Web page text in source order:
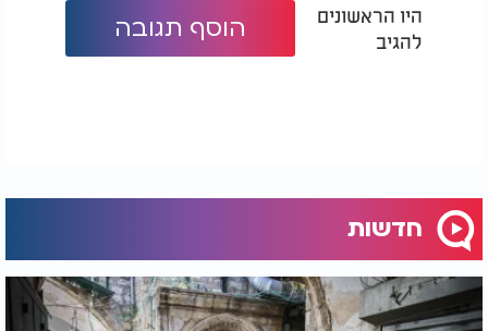
היו הראשונים
להגיב
הוסף תגובה
חדשות